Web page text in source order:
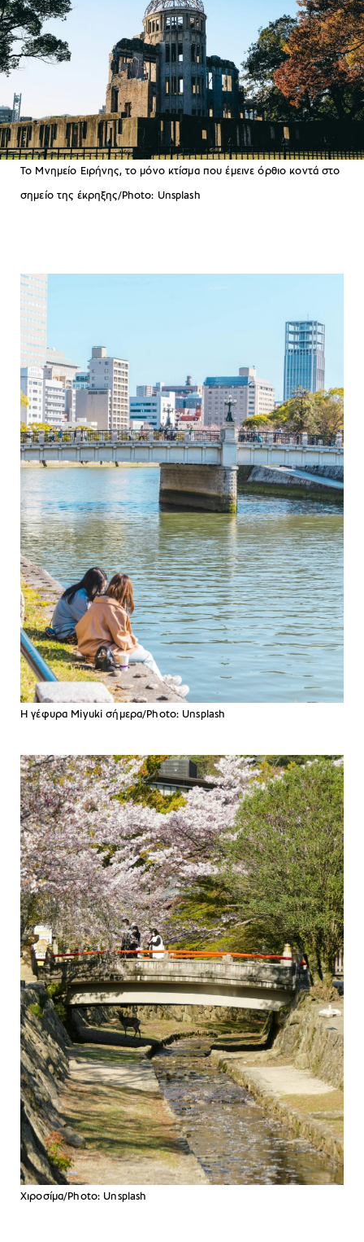
Το Μνημείο Ειρήνης, το μόνο κτίσμα που έμεινε όρθιο κοντά στο
σημείο της έκρηξης/Photo: Unsplash
Η γέφυρα Miyuki σήμερα/Photo: Unsplash
Χιροσίμα/Photo: Unsplash